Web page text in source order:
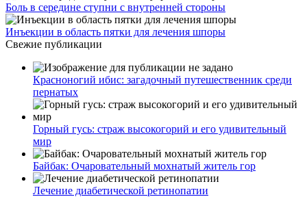
Боль в середине ступни с внутренней стороны
Инъекции в область пятки для лечения шпоры
Свежие публикации
Красноногий ибис: загадочный путешественник среди
пернатых
Горный гусь: страж высокогорий и его удивительный
мир
Байбак: Очаровательный мохнатый житель гор
Лечение диабетической ретинопатии